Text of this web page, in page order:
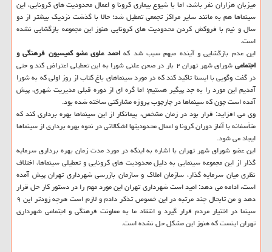
میزبان هزاران نفر باشد، اما با شیوع بیماری کرونا و اعمال محدودیت های کرونایی، این
سینماها هم به مانند سایر مراکز تجمعی تعطیل شد؛ حالا با گذشت نزدیک بیشتر از دو
سال و نیم با فروکش کردن محدودیت های کرونایی هنوز این مجموعه بازگشایی نشده
است.
این عدم بازگشایی و آینده مبهم سبب شد کهاحمد علوی عضو کمیسیون فرهنگی و
اجتماعی
شورای شهر تهران ۲ بار در صحن علنی شورا به این تعطیلی اعتراض کند و حتی
در گفت وگویی با ایسنا تاکید کند که در مورد سینماهای باغ کتاب از روز اولی که به شورا
آمدیم این مورد را به جد پیگیر هستیم؛ اما گره ای از دوره قبلی مدیریت شهری، پیش
آمده است چون که سینماها در چارچوب پروژه مشارکتی ساخته شده بود.
وی می افزاید: قرار بود در زمان مشخص، پیمانکار از این سینماها بهره برداری کند که
متأسفانه با آغاز دوران کرونا و اعمال محدودیتها اشکالاتی در نحوه بهره برداری از سینماها
ایجاد می شود.
این عضو شورای شهر تهران با اشاره به اینکه در مورد مدت زمان بهره برداری سرمایه
گذار از این مجموعه سینمایی به دلیل محدودیت های کرونایی و تعطیلی سینماها، اختلاف
نظری میان سرمایه گذار، سازمان املاک و سازمان بازرسی شهرداری تهران پیش آمده
است، ادامه می دهد: امید است شهرداری تهران این مورد مهم را در دستور کار حل قرار
دهد و من تابحال چند مرتبه در این خصوص تذکر دادم و لازم است هرچه زودتر این ۹
سینما در اختیار مردم قرار گیرد و انتقاد ما به معاونت فرهنگی و اجتماعی شهرداری
تهران اینست که هنوز این مشکل حل نشده است.